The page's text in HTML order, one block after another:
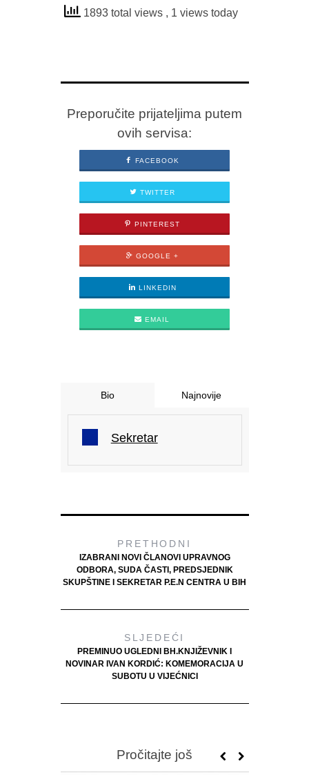
1893 total views , 1 views today
Preporučite prijateljima putem
ovih servisa:
FACEBOOK
TWITTER
PINTEREST
GOOGLE +
LINKEDIN
EMAIL
Bio Najnovije
Sekretar
PRETHODNI
IZABRANI NOVI ČLANOVI UPRAVNOG
ODBORA, SUDA ČASTI, PREDSJEDNIK
SKUPŠTINE I SEKRETAR P.E.N CENTRA U BIH
SLJEDEĆI
PREMINUO UGLEDNI BH.KNJIŽEVNIK I
NOVINAR IVAN KORDIĆ: KOMEMORACIJA U
SUBOTU U VIJEĆNICI
Pročitajte još